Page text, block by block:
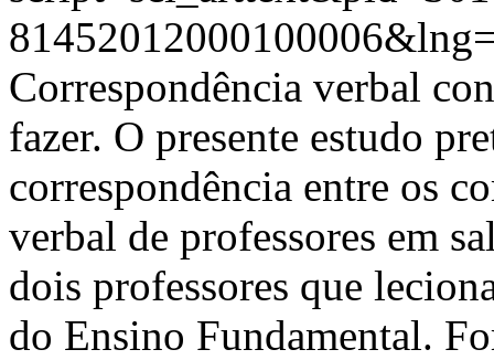
Correspondência verbal
fazer. O presente estudo
correspondência entre os
verbal de professores em
dois professores que
do Ensino Fundamental.